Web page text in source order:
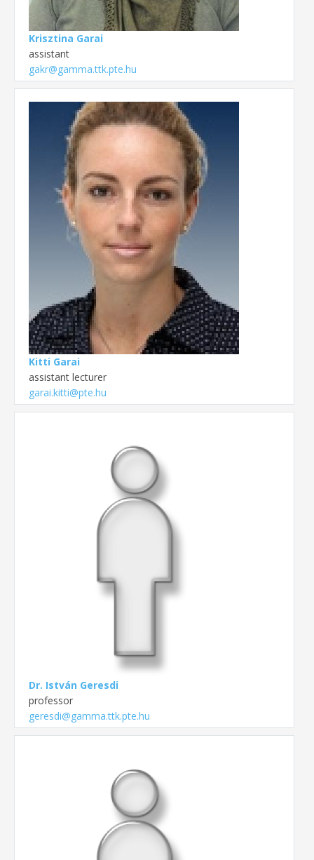
Krisztina Garai
assistant
gakr@gamma.ttk.pte.hu
Kitti Garai
assistant lecturer
garai.kitti@pte.hu
Dr. István Geresdi
professor
geresdi@gamma.ttk.pte.hu